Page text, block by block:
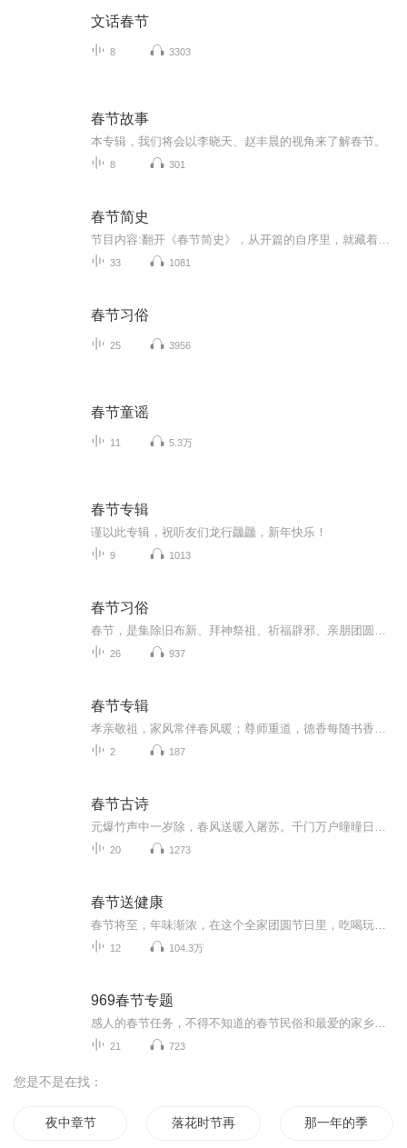
文话春节
8 3303
春节故事
本专辑，我们将会以李晓天、赵丰晨的视角来了解春节。
8 301
春节简史
33 1081
春节习俗
25 3956
春节童谣
11 5.3万
春节专辑
谨以此专辑，祝听友们龙行龘龘，新年快乐！
9 1013
春节习俗
26 937
春节专辑
2 187
春节古诗
20 1273
春节送健康
12 104.3万
969春节专题
21 723
您是不是在找：
夜中章节 落花时节再逢君 那一年的季节